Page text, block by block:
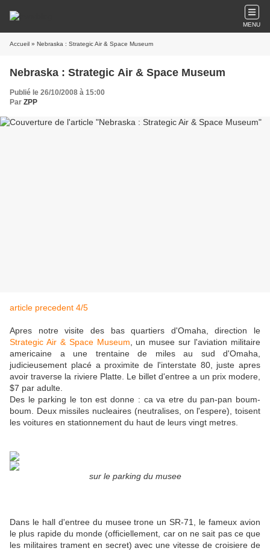
MENU
Accueil » Nebraska : Strategic Air & Space Museum
Nebraska : Strategic Air & Space Museum
Publié le 26/10/2008 à 15:00
Par ZPP
article precedent 4/5
Apres notre visite des bas quartiers d'Omaha, direction le
Strategic Air & Space Museum , un musee sur l'aviation militaire
americaine a une trentaine de miles au sud d'Omaha,
judicieusement placé a proximite de l'interstate 80, juste apres
avoir traverse la riviere Platte. Le billet d'entree a un prix modere,
$7 par adulte.
Des le parking le ton est donne : ca va etre du pan-pan boum-
boum. Deux missiles nucleaires (neutralises, on l'espere), toisent
les voitures en stationnement du haut de leurs vingt metres.
sur le parking du musee
Dans le hall d'entree du musee trone un SR-71, le fameux avion
le plus rapide du monde (officiellement, car on ne sait pas ce que
les militaires trament en secret) avec une vitesse de croisiere de